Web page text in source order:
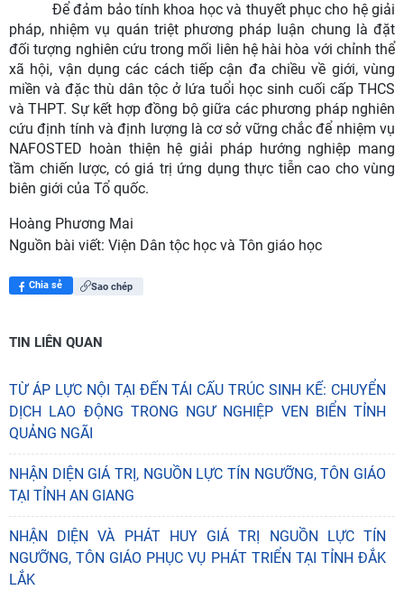
Để đảm bảo tính khoa học và thuyết phục cho hệ giải
pháp, nhiệm vụ quán triệt phương pháp luận chung là đặt
đối tượng nghiên cứu trong mối liên hệ hài hòa với chỉnh thể
xã hội, vận dụng các cách tiếp cận đa chiều về giới, vùng
miền và đặc thù dân tộc ở lứa tuổi học sinh cuối cấp THCS
và THPT. Sự kết hợp đồng bộ giữa các phương pháp nghiên
cứu định tính và định lượng là cơ sở vững chắc để nhiệm vụ
NAFOSTED hoàn thiện hệ giải pháp hướng nghiệp mang
tầm chiến lược, có giá trị ứng dụng thực tiễn cao cho vùng
biên giới của Tổ quốc.
Hoàng Phương Mai
Nguồn bài viết: Viện Dân tộc học và Tôn giáo học
Chia sẻ Sao chép
TIN LIÊN QUAN
TỪ ÁP LỰC NỘI TẠI ĐẾN TÁI CẤU TRÚC SINH KẾ: CHUYỂN
DỊCH LAO ĐỘNG TRONG NGƯ NGHIỆP VEN BIỂN TỈNH
QUẢNG NGÃI
NHẬN DIỆN GIÁ TRỊ, NGUỒN LỰC TÍN NGƯỠNG, TÔN GIÁO
TẠI TỈNH AN GIANG
NHẬN DIỆN VÀ PHÁT HUY GIÁ TRỊ NGUỒN LỰC TÍN
NGƯỠNG, TÔN GIÁO PHỤC VỤ PHÁT TRIỂN TẠI TỈNH ĐẮK
LẮK
ĐÓN TIẾP TS. ELENA GORDIENKO: TĂNG